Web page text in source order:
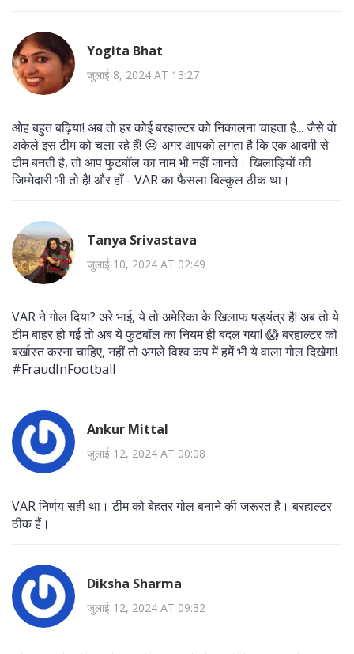
Yogita Bhat
जुलाई 8, 2024 AT 13:27
ओह बहुत बढ़िया! अब तो हर कोई बरहाल्टर को निकालना चाहता है... जैसे वो
अकेले इस टीम को चला रहे हैं! 😒 अगर आपको लगता है कि एक आदमी से
टीम बनती है, तो आप फुटबॉल का नाम भी नहीं जानते। खिलाड़ियों की
जिम्मेदारी भी तो है! और हाँ - VAR का फैसला बिल्कुल ठीक था।
Tanya Srivastava
जुलाई 10, 2024 AT 02:49
VAR ने गोल दिया? अरे भाई, ये तो अमेरिका के खिलाफ षड्यंत्र है! अब तो ये
टीम बाहर हो गई तो अब ये फुटबॉल का नियम ही बदल गया! 😱 बरहाल्टर को
बर्खास्त करना चाहिए, नहीं तो अगले विश्व कप में हमें भी ये वाला गोल दिखेगा!
#FraudInFootball
Ankur Mittal
जुलाई 12, 2024 AT 00:08
VAR निर्णय सही था। टीम को बेहतर गोल बनाने की जरूरत है। बरहाल्टर
ठीक हैं।
Diksha Sharma
जुलाई 12, 2024 AT 09:32